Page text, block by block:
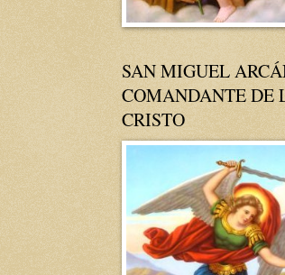
SAN MIGUEL
COMANDANTE
CRISTO